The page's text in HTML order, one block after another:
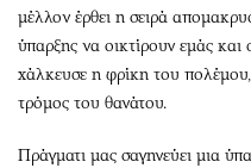
μέλλον έρθει η σειρά
ύπαρξης να οικτίρουν εμάς
χάλκευσε η φρίκη του
τρόμος του θανάτου.
Πράγματι μας σαγηνεύει μια